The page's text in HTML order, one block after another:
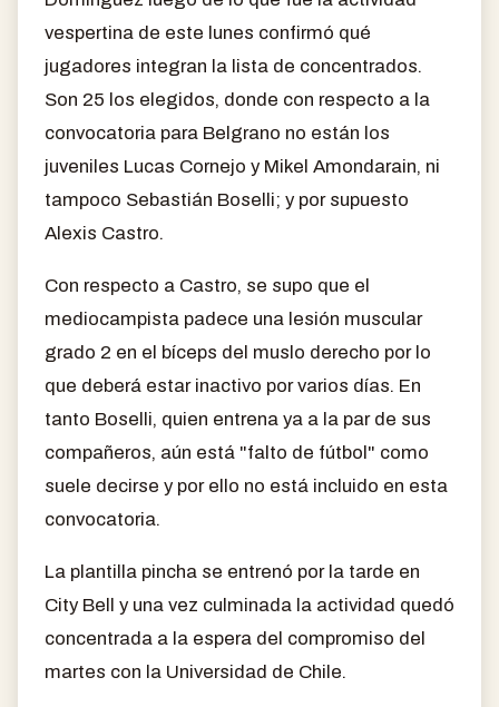
vespertina de este lunes confirmó qué
jugadores integran la lista de concentrados.
Son 25 los elegidos, donde con respecto a la
convocatoria para Belgrano no están los
juveniles Lucas Cornejo y Mikel Amondarain, ni
tampoco Sebastián Boselli; y por supuesto
Alexis Castro.
Con respecto a Castro, se supo que el
mediocampista padece una lesión muscular
grado 2 en el bíceps del muslo derecho por lo
que deberá estar inactivo por varios días. En
tanto Boselli, quien entrena ya a la par de sus
compañeros, aún está "falto de fútbol" como
suele decirse y por ello no está incluido en esta
convocatoria.
La plantilla pincha se entrenó por la tarde en
City Bell y una vez culminada la actividad quedó
concentrada a la espera del compromiso del
martes con la Universidad de Chile.